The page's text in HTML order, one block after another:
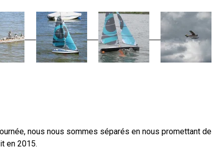
nous nous sommes séparés en nous promettant de
en 2015.